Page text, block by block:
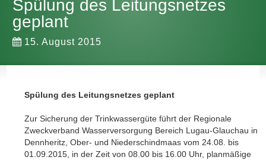
Spülung des Leitungsnetzes
geplant
15. August 2015
Spülung des Leitungsnetzes geplant
Zur Sicherung der Trinkwassergüte führt der Regionale
Zweckverband Wasserversorgung Bereich Lugau-Glauchau in
Dennheritz, Ober- und Niederschindmaas vom 24.08. bis
01.09.2015, in der Zeit von 08.00 bis 16.00 Uhr, planmäßige